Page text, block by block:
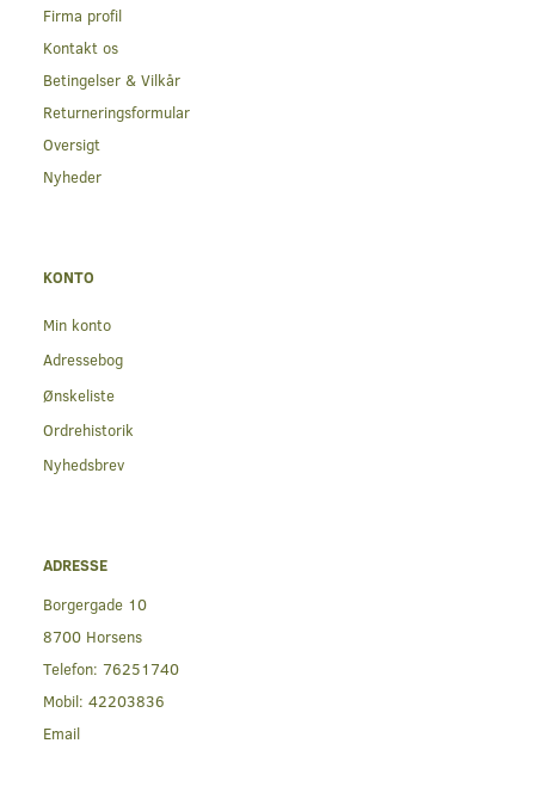
Firma profil
Kontakt os
Betingelser & Vilkår
Returneringsformular
Oversigt
Nyheder
KONTO
Min konto
Adressebog
Ønskeliste
Ordrehistorik
Nyhedsbrev
ADRESSE
Borgergade 10
8700 Horsens
Telefon: 76251740
Mobil: 42203836
Email